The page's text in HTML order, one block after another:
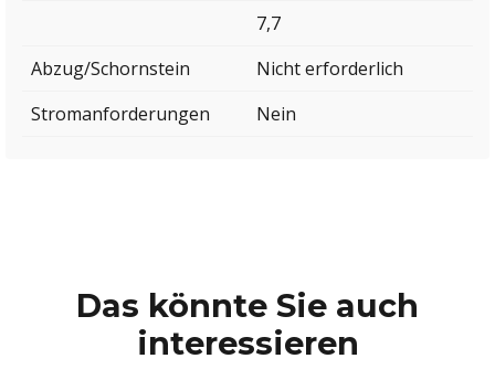
7,7
Abzug/Schornstein
Nicht erforderlich
Stromanforderungen
Nein
Das könnte Sie auch
interessieren